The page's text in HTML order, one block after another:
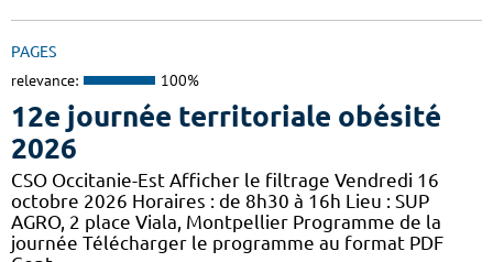
PAGES
relevance: 100%
12e journée territoriale obésité
2026
CSO Occitanie-Est Afficher le filtrage Vendredi 16
octobre 2026 Horaires : de 8h30 à 16h Lieu : SUP
AGRO, 2 place Viala, Montpellier Programme de la
journée Télécharger le programme au format PDF